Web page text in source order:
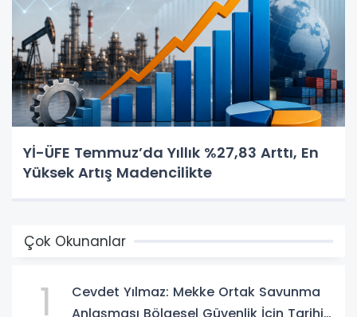
Yİ-ÜFE Temmuz’da Yıllık %27,83 Arttı, En
Yüksek Artış Madencilikte
Çok Okunanlar
1
Cevdet Yılmaz: Mekke Ortak Savunma